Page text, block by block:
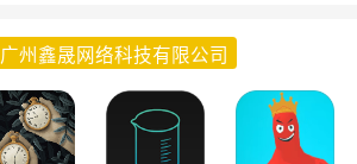
广州鑫晟网络科技有限公司